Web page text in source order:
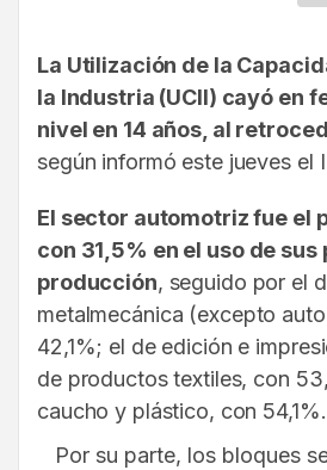
La Utilización de la
la Industria (UCII) cayó en
nivel en 14 años, al
según informó este jueves el
El sector automotriz fue el
con 31,5% en el uso de
producción, seguido por el
metalmecánica (excepto
42,1%; el de edición e
de productos textiles, con
caucho y plástico, con 54,1%.
Por su parte, los bloques